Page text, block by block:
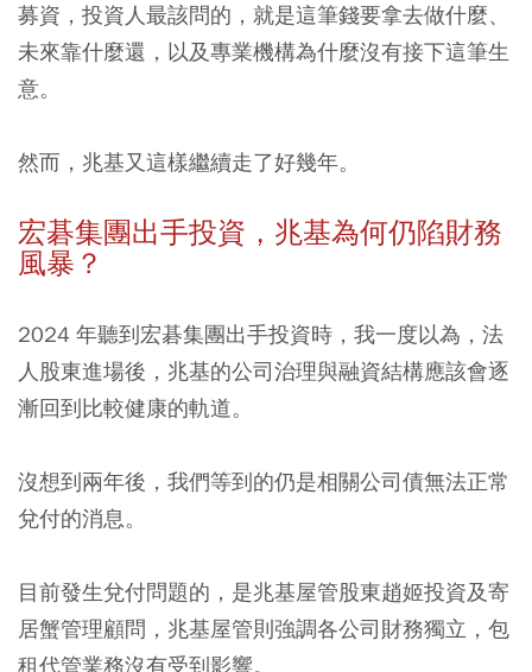
募資，投資人最該問的，就是這筆錢要拿去做什麼、
未來靠什麼還，以及專業機構為什麼沒有接下這筆生
意。
然而，兆基又這樣繼續走了好幾年。
宏碁集團出手投資，兆基為何仍陷財務
風暴？
2024 年聽到宏碁集團出手投資時，我一度以為，法
人股東進場後，兆基的公司治理與融資結構應該會逐
漸回到比較健康的軌道。
沒想到兩年後，我們等到的仍是相關公司債無法正常
兌付的消息。
目前發生兌付問題的，是兆基屋管股東趙姬投資及寄
居蟹管理顧問，兆基屋管則強調各公司財務獨立，包
租代管業務沒有受到影響。